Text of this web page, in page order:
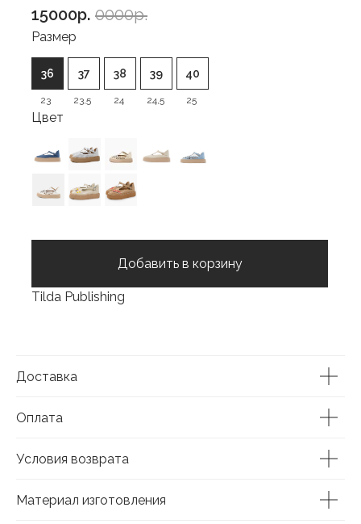
0000p.
15000p.
Размер
23 23,5 24 24,5 25
39 40
36 37 38
Цвет
Добавить в корзину
Tilda Publishing
Доставка
Оплата
Условия возврата
Материал изготовления